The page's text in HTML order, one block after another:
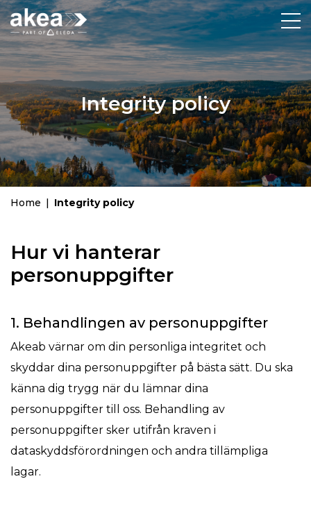
Integrity policy
Home | Integrity policy
Hur vi hanterar
personuppgifter
1. Behandlingen av personuppgifter
Akeab värnar om din personliga integritet och
skyddar dina personuppgifter på bästa sätt. Du ska
känna dig trygg när du lämnar dina
personuppgifter till oss. Behandling av
personuppgifter sker utifrån kraven i
dataskyddsförordningen och andra tillämpliga
lagar.